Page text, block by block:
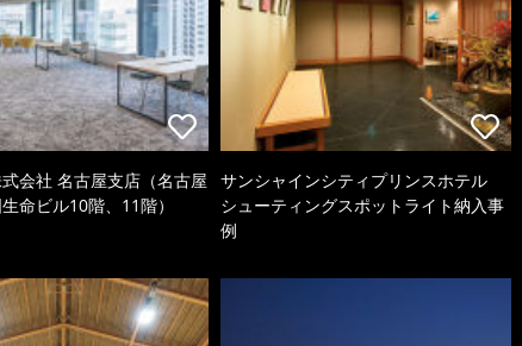
会社 名古屋支店（名古屋
命ビル10階、11階）
サンシャインシティプリンスホテル
シューティングスポットライト納入事
例